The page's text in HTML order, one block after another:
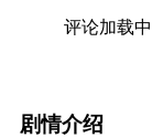
评论加载
剧情介绍